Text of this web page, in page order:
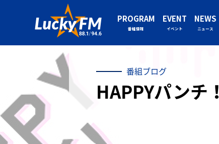
PROGRAM
番組情報
EVENT
イベント
NEWS
ニュース
番組ブログ
HAPPYパンチ！